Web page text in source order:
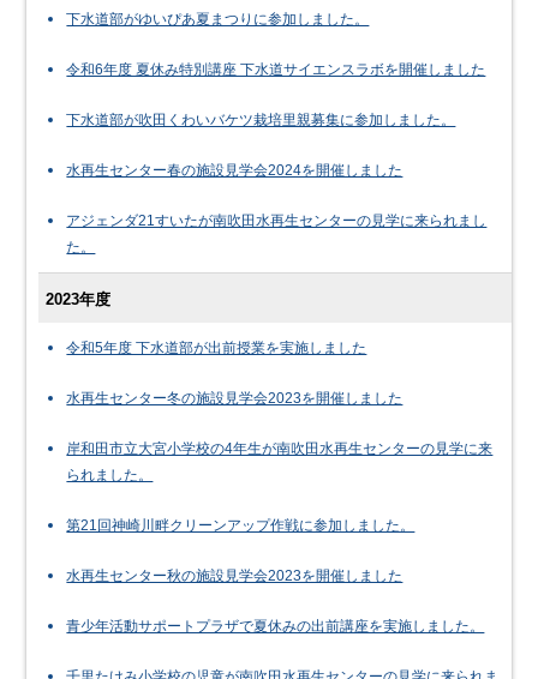
下水道部がゆいぴあ夏まつりに参加しました。
令和6年度 夏休み特別講座 下水道サイエンスラボを開催しました
下水道部が吹田くわいバケツ栽培里親募集に参加しました。
水再生センター春の施設見学会2024を開催しました
アジェンダ21すいたが南吹田水再生センターの見学に来られまし
た。
2023年度
令和5年度 下水道部が出前授業を実施しました
水再生センター冬の施設見学会2023を開催しました
岸和田市立大宮小学校の4年生が南吹田水再生センターの見学に来
られました。
第21回神崎川畔クリーンアップ作戦に参加しました。
水再生センター秋の施設見学会2023を開催しました
青少年活動サポートプラザで夏休みの出前講座を実施しました。